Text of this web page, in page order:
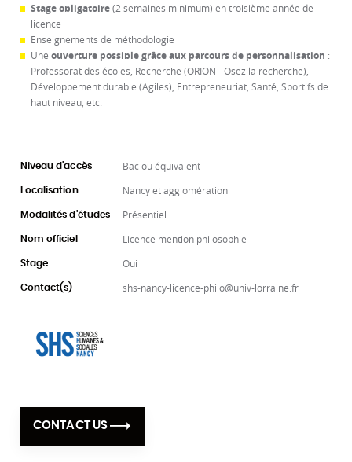
Stage obligatoire(2 semaines minimum) en troisième année de
licence
Enseignements de méthodologie
Une ouverture possible grâce aux parcours de personnalisation :
Professorat des écoles, Recherche (ORION - Osez la recherche),
Développement durable (Agiles), Entrepreneuriat, Santé, Sportifs de
haut niveau, etc.
Niveau d'accès Bac ou équivalent
Localisation Nancy et agglomération
Modalités d'études Présentiel
Nom officiel Licence mention philosophie
Stage Oui
Contact(s) shs-nancy-licence-philo@univ-lorraine.fr
CONTACT US